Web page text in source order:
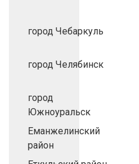
город Чебаркуль
город Челябинск
город
Южноуральск
Еманжелинский
район